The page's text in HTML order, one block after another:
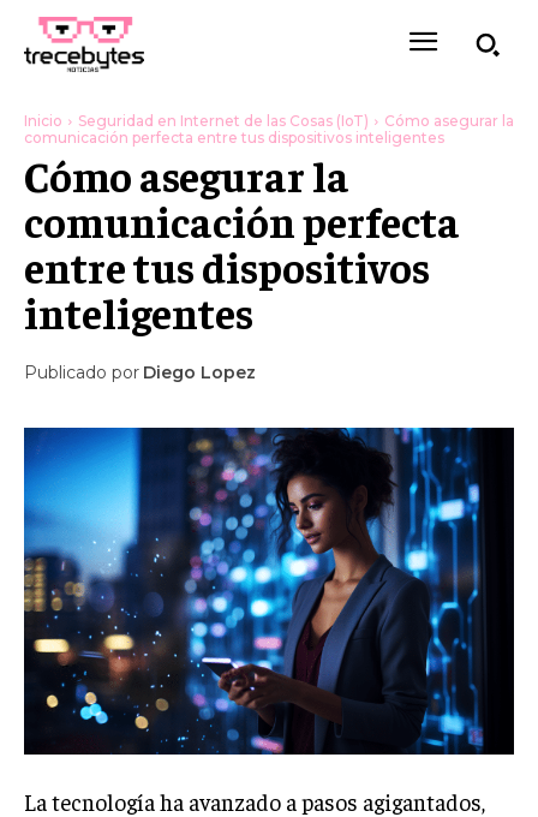
Inicio Seguridad en Internet de las Cosas (IoT)
Cómo asegurar la
comunicación perfecta entre tus dispositivos inteligentes
Cómo asegurar la
comunicación perfecta
entre tus dispositivos
inteligentes
Publicado por Diego Lopez
La tecnología ha avanzado a pasos agigantados,